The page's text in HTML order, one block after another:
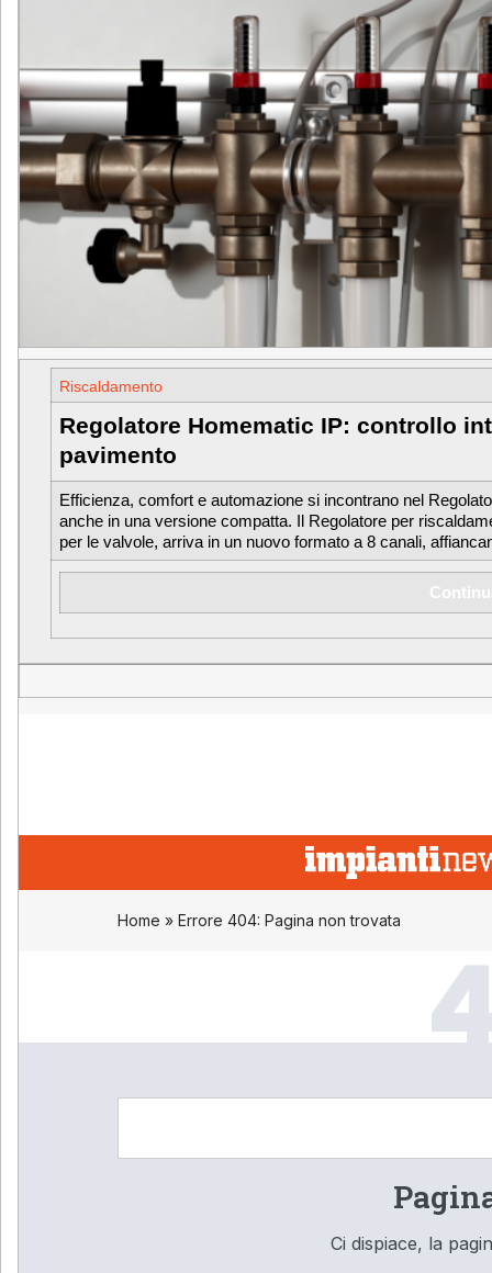
Riscaldamento
Regolatore Homematic IP: controllo
pavimento
Efficienza, comfort e automazione si incontrano nel
anche in una versione compatta. Il Regolatore per
per le valvole, arriva in un nuovo formato a 8 canali,
Home » Errore 404: Pagina non trovata
Ci dispiace, la